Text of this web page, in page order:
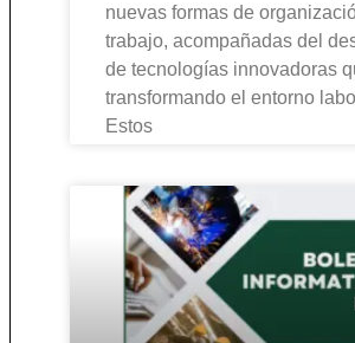
nuevas formas de
trabajo, acompañadas del
de tecnologías innovadoras
transformando el entorno
Estos